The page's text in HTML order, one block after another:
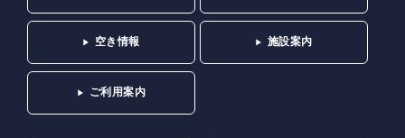
空き情報 施設案内
ご利用案内